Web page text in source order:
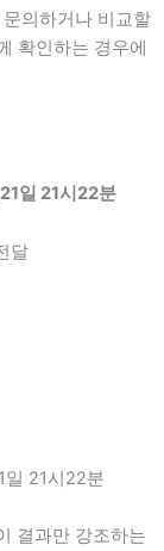
의하거나 비교할
확인하는 경우에
일 21시22분
달
21시22분
결과만 강조하는